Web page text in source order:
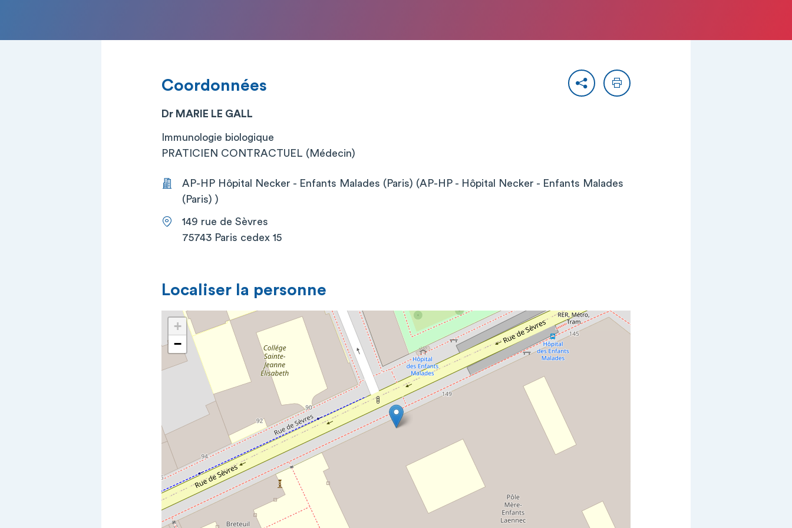
PartagerImprimer
Coordonnées
Dr MARIE LE GALL
Immunologie biologique
PRATICIEN CONTRACTUEL (Médecin)
AP-HP Hôpital Necker - Enfants Malades (Paris) (AP-HP - Hôpital Necker - Enfants Malades
(Paris) )
149 rue de Sèvres
75743 Paris cedex 15
Localiser la personne
+
−